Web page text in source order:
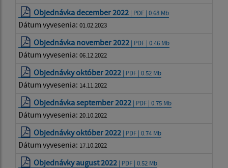
Objednávka december 2022 | PDF | 0.68 Mb
Dátum vyvesenia: 01.02.2023
Objednávka november 2022 | PDF | 0.46 Mb
Dátum vyvesenia: 06.12.2022
Objednávky október 2022 | PDF | 0.52 Mb
Dátum vyvesenia: 14.11.2022
Objednávka september 2022 | PDF | 0.75 Mb
Dátum vyvesenia: 20.10.2022
Objednávky október 2022 | PDF | 0.74 Mb
Dátum vyvesenia: 17.10.2022
Objednávky august 2022 | PDF | 0.52 Mb